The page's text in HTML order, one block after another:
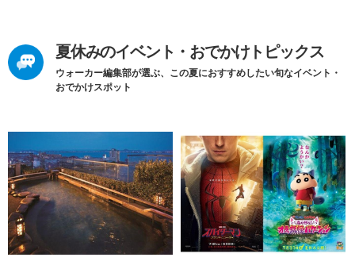
夏休みのイベント・おでかけトピックス
ウォーカー編集部が選ぶ、この夏におすすめしたい旬なイベント・
おでかけスポット